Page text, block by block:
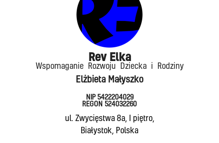
Rev Elka​
Wspomaganie Rozwoju Dziecka i Rodziny
Elżbieta Małyszko
NIP 5422204029
REGON 524032260
ul. Zwycięstwa 8a, I piętro,
Białystok, Polska